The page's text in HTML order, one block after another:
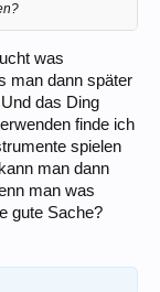
was
man dann später
das Ding
finde ich
spielen
man dann
man was
gute Sache?